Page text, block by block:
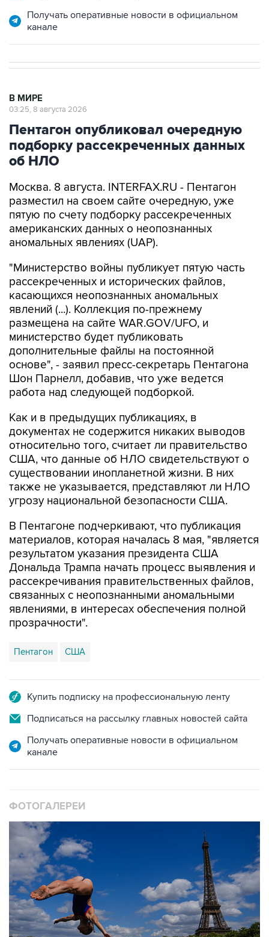
Пентагон опубликовал очередную
подборку рассекреченных данных
об НЛО
Москва. 8 августа. INTERFAX.RU - Пентагон
пятую по счету подборку рассекреченных
американских данных о неопознанных
аномальных явлениях (UAP).
"Министерство войны публикует пятую часть
касающихся неопознанных аномальных
явлений (...). Коллекция по-прежнему
размещена на сайте WAR.GOV/UFO, и
министерство будет публиковать
дополнительные файлы на постоянной
основе", - заявил пресс-секретарь Пентагона
Шон Парнелл, добавив, что уже ведется
работа над следующей подборкой.
Как и в предыдущих публикациях, в
относительно того, считает ли правительство
США, что данные об НЛО свидетельствуют о
существовании инопланетной жизни. В них
также не указывается, представляют ли НЛО
угрозу национальной безопасности США.
В Пентагоне подчеркивают, что публикация
результатом указания президента США
Дональда Трампа начать процесс выявления и
рассекречивания правительственных файлов,
связанных с неопознанными аномальными
явлениями, в интересах обеспечения полной
прозрачности".
Пентагон США
Подписаться на рассылку главных новостей сайта
Получать оперативные новости в официальном